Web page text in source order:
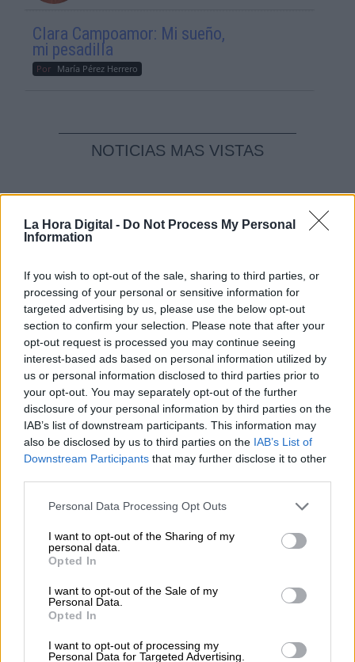
La Hora Digital - Do Not Process My Personal
Information
If you wish to opt-out of the sale, sharing to third parties, or
processing of your personal or sensitive information for
targeted advertising by us, please use the below opt-out
section to confirm your selection. Please note that after your
opt-out request is processed you may continue seeing
interest-based ads based on personal information utilized by
us or personal information disclosed to third parties prior to
your opt-out. You may separately opt-out of the further
disclosure of your personal information by third parties on the
IAB’s list of downstream participants. This information may
also be disclosed by us to third parties on the IAB’s List of
Downstream Participants that may further disclose it to other
Personal Data Processing Opt Outs
I want to opt-out of the Sharing of my
personal data.
Opted In
I want to opt-out of the Sale of my
Personal Data.
Opted In
I want to opt-out of processing my
Personal Data for Targeted Advertising.
Clara Campoamor: Mi sueño,
mi pesadilla
Por María Pérez Herrero
NOTICIAS MAS VISTAS
Alrededor de ocho millones de
usuarios han pagado indebidamente
el impuesto AJD
La sentencia del Tribunal Supremo abre la puerta a
que todos los afectados puedan reclamar la
devolución de su dinero, todo dependerá de la
decisión que adopte la justicia el próximo 5 de
noviembre.
AUTOR JOSE LUIS MARTÍN
SÁBADO, 27 OCTUBRE 2018